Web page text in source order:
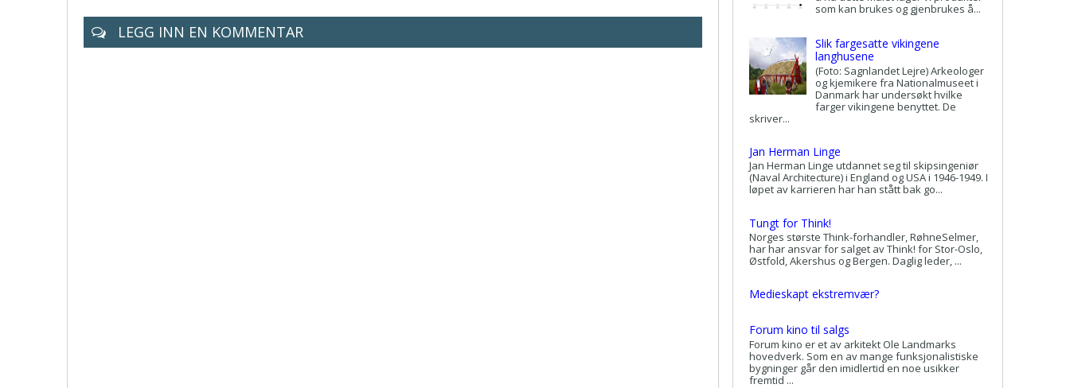
LEGG INN EN KOMMENTAR
som kan brukes og gjenbrukes å...
Slik fargesatte vikingene
langhusene
(Foto: Sagnlandet Lejre) Arkeologer
og kjemikere fra Nationalmuseet i
Danmark har undersøkt hvilke
farger vikingene benyttet. De
skriver...
Jan Herman Linge
Jan Herman Linge utdannet seg til skipsingeniør
(Naval Architecture) i England og USA i 1946-1949. I
løpet av karrieren har han stått bak go...
Tungt for Think!
Norges største Think-forhandler, RøhneSelmer,
har har ansvar for salget av Think! for Stor-Oslo,
Østfold, Akershus og Bergen. Daglig leder, ...
Medieskapt ekstremvær?
Forum kino til salgs
Forum kino er et av arkitekt Ole Landmarks
hovedverk. Som en av mange funksjonalistiske
bygninger går den imidlertid en noe usikker
fremtid ...